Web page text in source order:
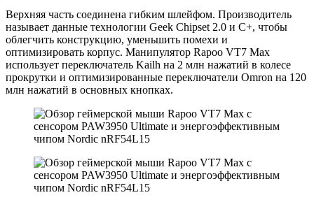
Верхняя часть соединена гибким шлейфом. Производитель
называет данные технологии Geek Chipset 2.0 и C+, чтобы
облегчить конструкцию, уменьшить помехи и
оптимизировать корпус. Манипулятор Rapoo VT7 Max
использует переключатель Kailh на 2 млн нажатий в колесе
прокрутки и оптимизированные переключатели Omron на 120
млн нажатий в основных кнопках.